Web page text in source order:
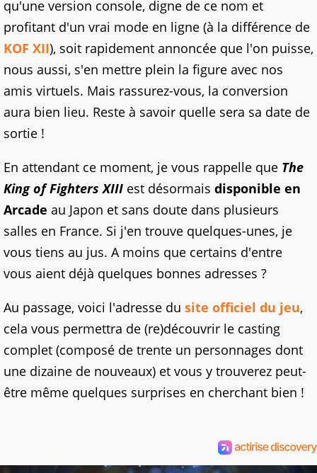
qu'une version console, digne de ce nom et
profitant d'un vrai mode en ligne (à la différence de
KOF XII), soit rapidement annoncée que l'on puisse,
nous aussi, s'en mettre plein la figure avec nos
amis virtuels. Mais rassurez-vous, la conversion
aura bien lieu. Reste à savoir quelle sera sa date de
sortie !
En attendant ce moment, je vous rappelle que The
King of Fighters XIII est désormais disponible en
Arcade au Japon et sans doute dans plusieurs
salles en France. Si j'en trouve quelques-unes, je
vous tiens au jus. A moins que certains d'entre
vous aient déjà quelques bonnes adresses ?
Au passage, voici l'adresse du site officiel du jeu,
cela vous permettra de (re)découvrir le casting
complet (composé de trente un personnages dont
une dizaine de nouveaux) et vous y trouverez peut-
être même quelques surprises en cherchant bien !